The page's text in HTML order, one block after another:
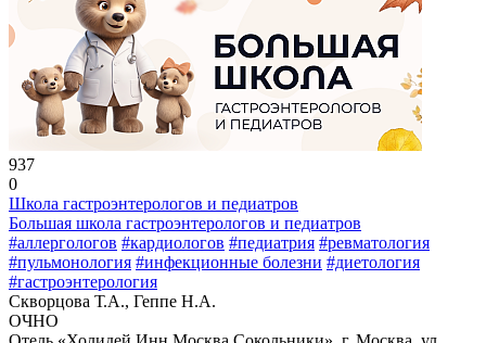
937
0
Школа гастроэнтерологов и педиатров
Большая школа гастроэнтерологов и педиатров
#аллергологов #кардиологов #педиатрия #ревматология
#пульмонология #инфекционные болезни #диетология
#гастроэнтерология
Скворцова Т.А., Геппе Н.А.
ОЧНО